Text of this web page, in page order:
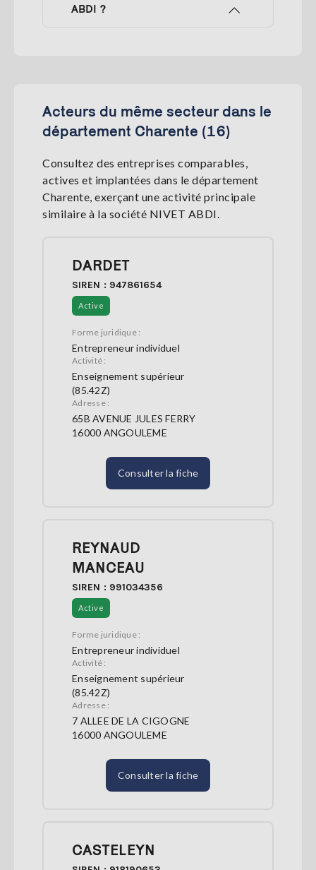
ABDI ?
Acteurs du même secteur dans le
département Charente (16)
Consultez des entreprises comparables,
actives et implantées dans le département
Charente, exerçant une activité principale
similaire à la société NIVET ABDI.
DARDET
SIREN : 947861654
Active
Forme juridique :
Entrepreneur individuel
Activité :
Enseignement supérieur
(85.42Z)
Adresse :
65B AVENUE JULES FERRY
16000 ANGOULEME
Consulter la fiche
REYNAUD
MANCEAU
SIREN : 991034356
Active
Forme juridique :
Entrepreneur individuel
Activité :
Enseignement supérieur
(85.42Z)
Adresse :
7 ALLEE DE LA CIGOGNE
16000 ANGOULEME
Consulter la fiche
CASTELEYN